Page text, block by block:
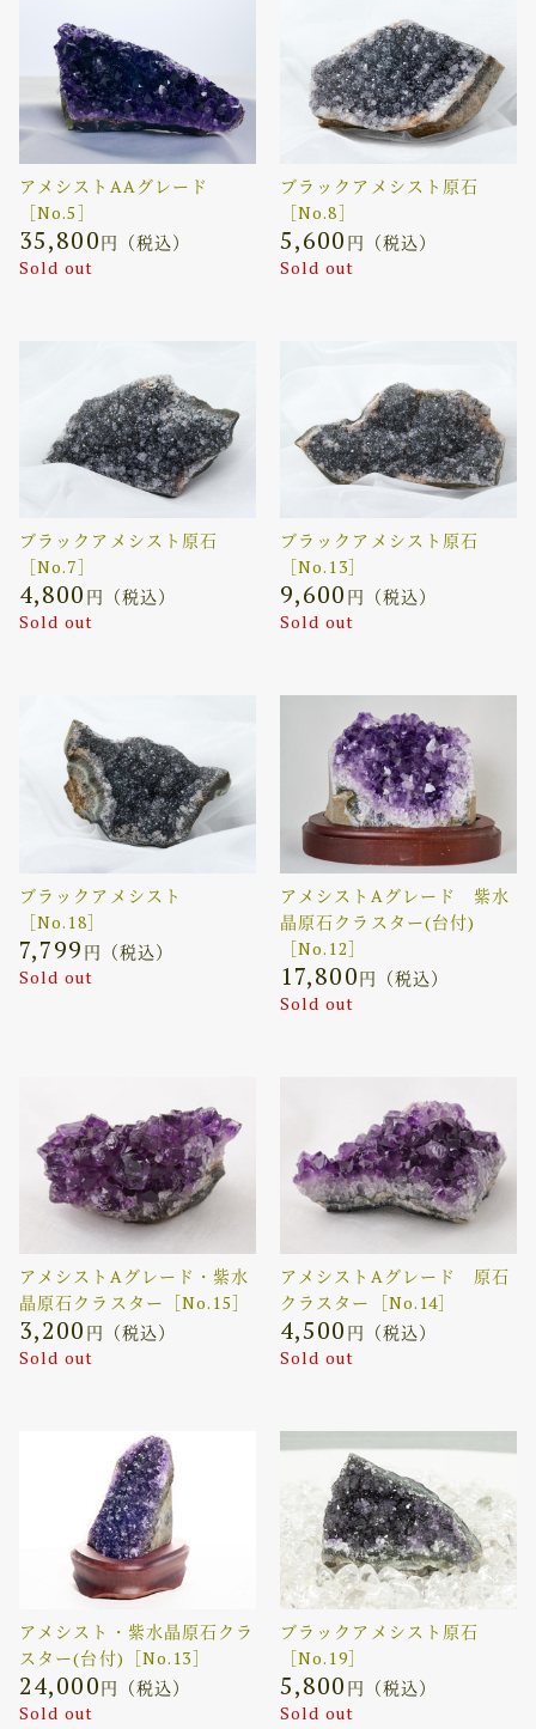
アメシストAAグレード
［No.5］
35,800円（税込）
Sold out
ブラックアメシスト原石
［No.8］
5,600 円（税込）
Sold out
ブラックアメシスト原石
［No.7］
4,800 円（税込）
Sold out
ブラックアメシスト原石
［No.13］
9,600 円（税込）
Sold out
ブラックアメシスト
［No.18］
7,799 円（税込）
Sold out
アメシストAグレード 紫水
晶原石クラスター(台付)
［No.12］
17,800円（税込）
Sold out
アメシストAグレード・紫水
晶原石クラスター［No.15］
3,200 円（税込）
Sold out
アメシストAグレード 原石
クラスター［No.14］
4,500 円（税込）
Sold out
アメシスト・紫水晶原石クラ
スター(台付)［No.13］
24,000円（税込）
Sold out
ブラックアメシスト原石
［No.19］
5,800 円（税込）
Sold out